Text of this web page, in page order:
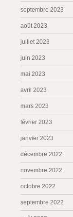
septembre 2023
août 2023
juillet 2023
juin 2023
mai 2023
avril 2023
mars 2023
février 2023
janvier 2023
décembre 2022
novembre 2022
octobre 2022
septembre 2022